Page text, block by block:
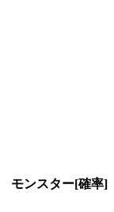
モンスター[確率]